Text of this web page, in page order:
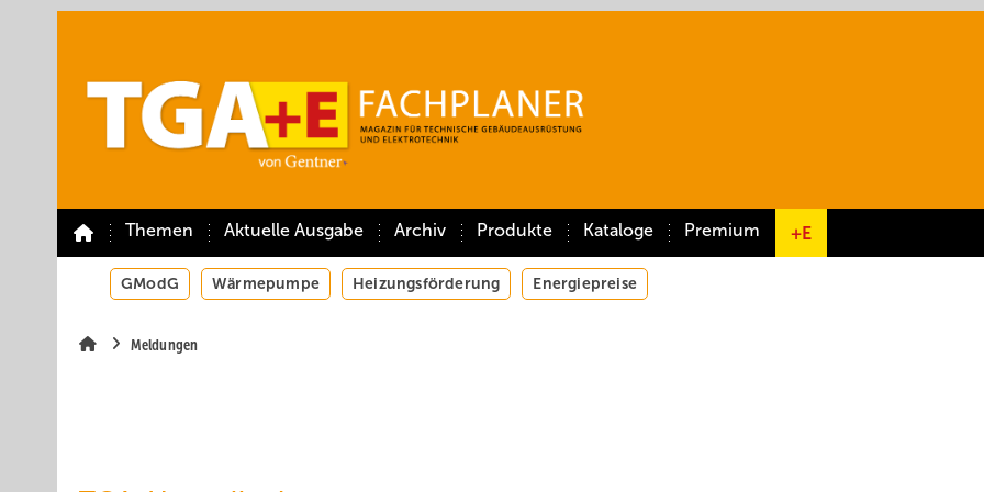
Themen Aktuelle Ausgabe Archiv Produkte Kataloge Premium +E
GModG Wärmepumpe Heizungsförderung Energiepreise
Meldungen